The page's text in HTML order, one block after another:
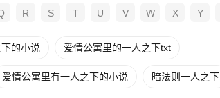
R S T U V W X Y
的小说 爱情公寓里的一人之下txt
爱情公寓里有一人之下的小说 暗法则一人之下